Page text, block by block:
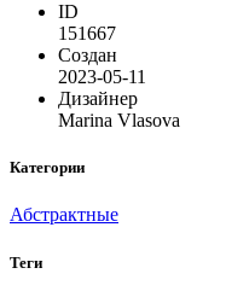
ID
151667
Создан
2023-05-11
Дизайнер
Marina Vlasova
Категории
Абстрактные
Теги